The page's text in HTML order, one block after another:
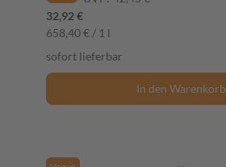
32,92 €
658,40 € / 1 l
sofort lieferbar
In den Warenkorb